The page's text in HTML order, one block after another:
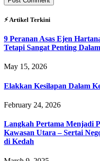
⚡︎ Artikel Terkini
9 Peranan Asas Ejen
Tetapi Sangat Penting
May 15, 2026
Elakkan Kesilapan Dalam
February 24, 2026
Langkah Pertama Menjadi
Kawasan Utara – Sertai
di Kedah